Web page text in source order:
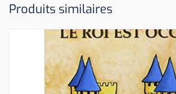
Produits similaires